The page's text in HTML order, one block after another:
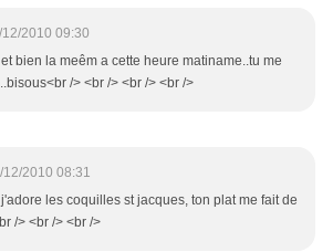
12/2010 09:30
bien la meêm a cette heure matiname..tu me
/> <br /> <br /> <br />
12/2010 08:31
les coquilles st jacques, ton plat me fait de
/> <br /> <br />